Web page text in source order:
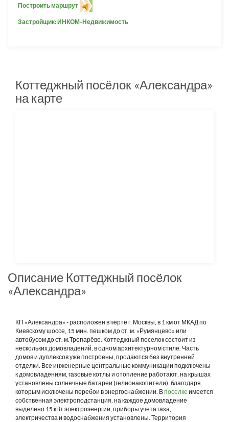
Построить маршрут
Застройщик: ИНКОМ-Недвижимость
Коттеджный посёлок «Александра»
на карте
Описание Коттеджный посёлок
«Александра»
КП «Александра» - расположен в черте г. Москвы, в 1 км от МКАД по
Киевскому шоссе, 15 мин. пешком до ст. м. «Румянцево» или
автобусом до ст. м.Тропарёво. Коттеджный поселок состоит из
нескольких домовладений, в одном архитектурном стиле. Часть
домов и дуплексов уже построены, продаются без внутренней
отделки. Все инженерные центральные коммуникации подключены
к домовладениям, газовые котлы и отопление работают, на крышах
установлены солнечные батареи (гелионакопители), благодаря
которым исключены перебои в энергоснабжении. Впоселке имеется
собственная электроподстанция, на каждое домовладение
выделено 15 кВт электроэнергии, приборы учета газа,
электричества и водоснабжения установлены. Территория